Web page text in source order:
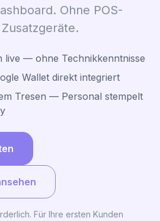
Ohne POS-
live — ohne Technikkenntnisse
Wallet direkt integriert
Tresen — Personal stempelt
Für Ihre ersten Kunden